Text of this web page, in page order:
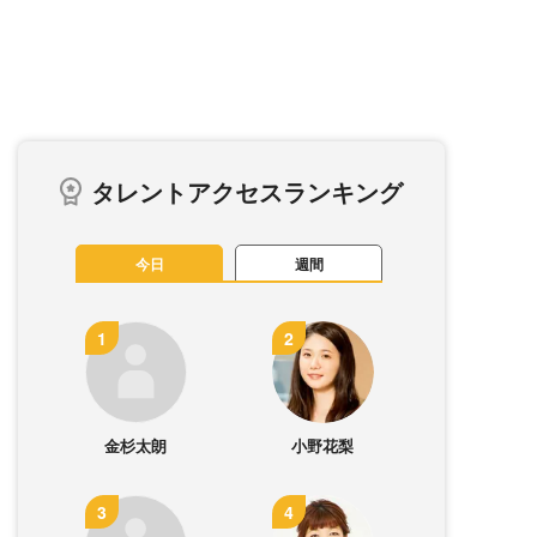
タレントアクセスランキング
今日 週間
金杉太朗 小野花梨